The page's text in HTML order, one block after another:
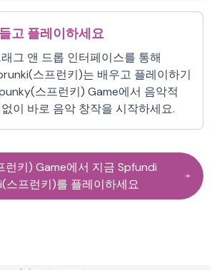
고 플레이하세요
그 앤 드롭 인터페이스를 통해
스프런키)는 배우고 플레이하기
스프런키) Game에서 음악적
이 바로 음악 창작을 시작하세요.
런키) Game에서 지금 Spfundi
스프런키)를 플레이하세요